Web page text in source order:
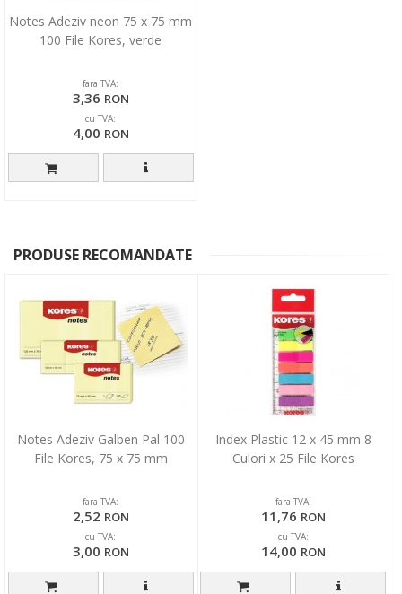
Notes Adeziv neon 75 x 75 mm
100 File Kores, verde
fara TVA:
3,36 RON
cu TVA:
4,00 RON
PRODUSE RECOMANDATE
Notes Adeziv Galben Pal 100
File Kores, 75 x 75 mm
fara TVA:
2,52 RON
cu TVA:
3,00 RON
Index Plastic 12 x 45 mm 8
Culori x 25 File Kores
fara TVA:
11,76 RON
cu TVA:
14,00 RON